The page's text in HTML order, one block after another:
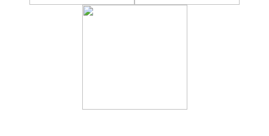
Discovercars.com
Omio.com